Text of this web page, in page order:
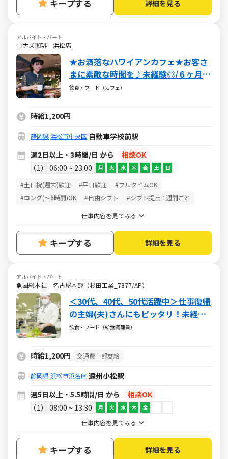
キープする 詳細を見る
アルバイト・パート
コナズ珈琲 浜松店
★お洒落なハワイアンカフェ★お客さ
まに素敵な時間を♪未経験◎/６ヶ月以
上勤務
飲食・フード（カフェ）
時給1,200円
静岡県浜松市中央区 自動車学校前駅
週2日以上・3時間/日 から
相談OK
1
06:00 ~ 23:00 月 火 水 木 金 土 日
#土日祝(週末)歓迎 #平日歓迎
#フルタイムOK
#ロング(～6時間)OK
#自由シフト #シフト提出 1週間ごと
仕事内容を見てみる
キープする 詳細を見る
アルバイト・パート
魚国総本社 名古屋本部（杉田工業_7377/AP）
＜30代、40代、50代活躍中＞仕事復帰
の主婦(夫)さんにもピッタリ！未経験
からのチャレンジもok！
飲食・フード（給食調理員）
時給1,200円 交通費一部支給
静岡県浜松市浜名区 遠州小松駅
週5日以上・5.5時間/日 から
相談OK
1
08:00 ~ 13:30 月 火 水 木 金
仕事内容を見てみる
キープする 詳細を見る